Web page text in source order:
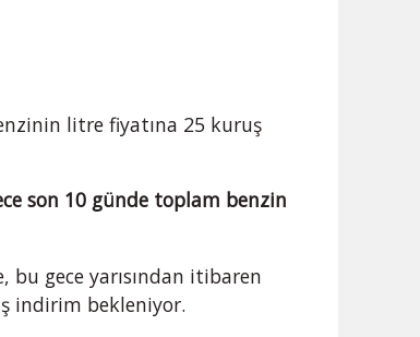
litre fiyatına 25 kuruş
son 10 günde toplam benzin
gece yarısından itibaren
indirim bekleniyor.